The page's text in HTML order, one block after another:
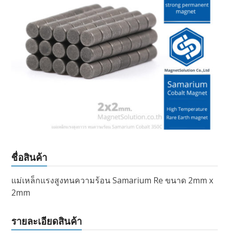
ชื่อสินค้า
แม่เหล็กแรงสูงทนความร้อน Samarium Re ขนาด 2mm x
2mm
รายละเอียดสินค้า